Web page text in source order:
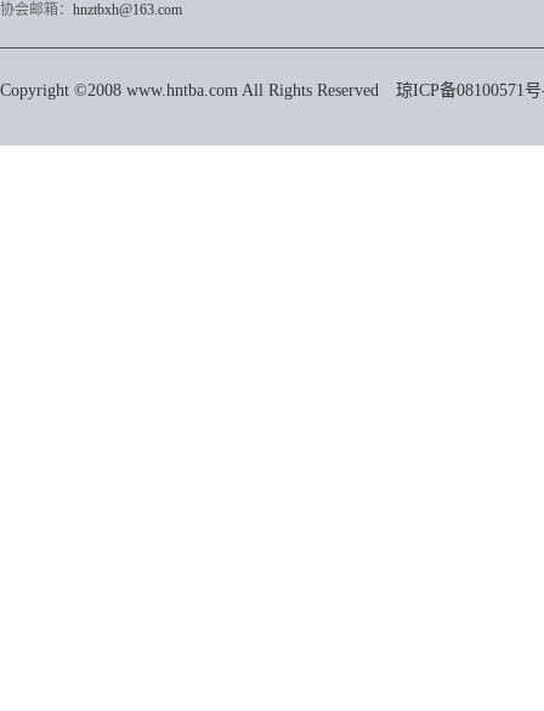
协会邮箱： hnztbxh@163.com
Copyright ©2008 www.hntba.com All Rights Reserved 琼ICP备08100571